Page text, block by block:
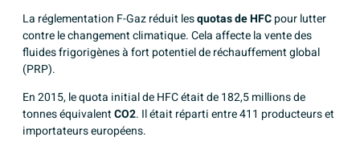
La réglementation F-Gaz réduit lesquotas de HFCpour lutter
contre le changement climatique. Cela affecte la vente des
fluides frigorigènes à fort potentiel de réchauffement global
(PRP).
En 2015, le quota initial de HFC était de 182,5 millions de
tonnes équivalentCO2. Il était réparti entre 411 producteurs et
importateurs européens.